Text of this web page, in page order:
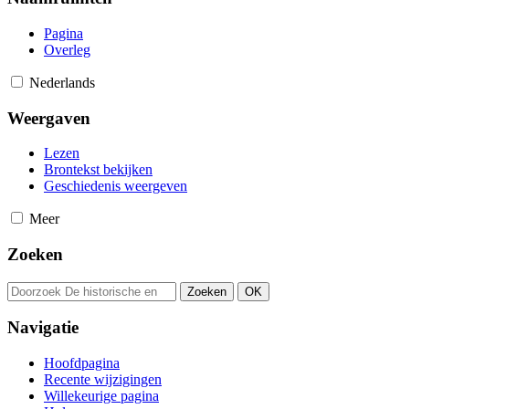
Pagina
Overleg
Nederlands
Weergaven
Lezen
Brontekst bekijken
Geschiedenis weergeven
Meer
Zoeken
Navigatie
Hoofdpagina
Recente wijzigingen
Willekeurige pagina